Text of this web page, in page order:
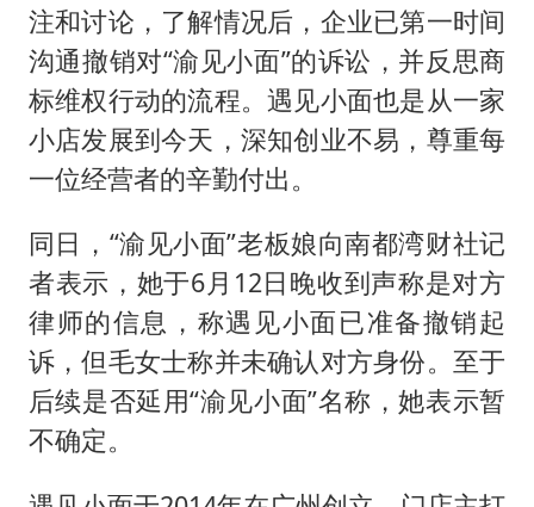
注和讨论，了解情况后，企业已第一时间
沟通撤销对“渝见小面”的诉讼，并反思商
标维权行动的流程。遇见小面也是从一家
小店发展到今天，深知创业不易，尊重每
一位经营者的辛勤付出。
同日，“渝见小面”老板娘向南都湾财社记
者表示，她于6月12日晚收到声称是对方
律师的信息，称遇见小面已准备撤销起
诉，但毛女士称并未确认对方身份。至于
后续是否延用“渝见小面”名称，她表示暂
不确定。